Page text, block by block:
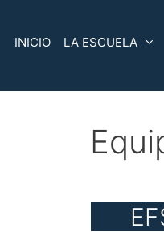
INICIO LA ESCUELA